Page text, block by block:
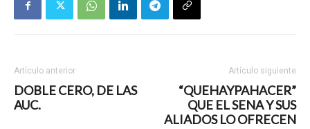
Artículo anterior
DOBLE CERO, DE LAS
AUC.
Artículo siguiente
“QUEHAYPAHACER”
QUE EL SENA Y SUS
ALIADOS LO OFRECEN